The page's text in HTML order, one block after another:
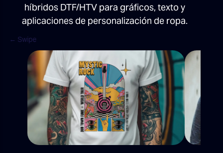
híbridos DTF/HTV para gráficos, texto y
aplicaciones de personalización de ropa.